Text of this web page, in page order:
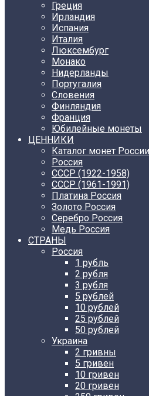
Греция
Ирландия
Испания
Италия
Люксембург
Монако
Нидерланды
Португалия
Словения
Финляндия
Франция
Юбилейные монеты
ЦЕННИКИ
Каталог монет
Россия
СССР (1922-1958)
CCCР (1961-1991)
Платина Россия
Золото Россия
Серебро Россия
Медь Россия
СТРАНЫ
Россия
1 рубль
2 рубля
3 рубля
5 рублей
10 рублей
25 рублей
50 рублей
Украина
2 гривны
5 гривен
10 гривен
20 гривен